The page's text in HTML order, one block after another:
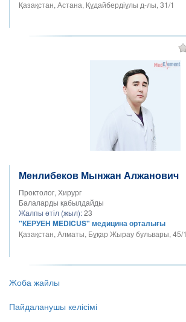
Қазақстан, Астана, Құдайбердіұлы д-лы, 31/1
Менлибеков Мынжан Алжанович
Проктолог, Хирург
Балаларды қабылдайды
Жалпы өтіл (жыл):23
"КЕРУЕН MEDICUS" медицина орталығы
Қазақстан, Алматы, Бұқар Жырау бульвары, 45/1
Жоба жайлы
Пайдаланушы келісімі